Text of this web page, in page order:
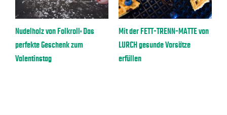
Nudelholz von Folkroll: Das
perfekte Geschenk zum
Valentinstag
Mit der FETT-TRENN-MATTE von
LURCH gesunde Vorsätze
erfüllen